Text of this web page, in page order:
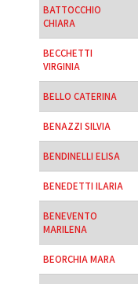
BATTOCCHIO
CHIARA
BECCHETTI
VIRGINIA
BELLO CATERINA
BENAZZI SILVIA
BENDINELLI ELISA
BENEDETTI ILARIA
BENEVENTO
MARILENA
BEORCHIA MARA